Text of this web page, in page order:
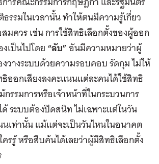
ธรรมในเวลานั้น ทำให้ตนมีความรู้เกี่ยว
มควร เช่น การใช้สิทธิเลือกตั้งของผู้ออก
เป็นไปโดย“ลับ”อันมีความหมายว่าผู้
วางระบบด้วยความรอบคอบ รัดกุม ไม่ให้
ออกเสียงลงคะแนนแต่ละคนได้ใช้สิทธิ
รรมการหรือเจ้าหน้าที่ในกระบวนการ
ด้ ระบบต้องปิดสนิท ไม่เฉพาะแต่ในวัน
เท่านั้น แม้แต่จะเป็นวันไหนในอนาคต
รรู้ หรือสืบค้นได้เลยว่าผู้มีสิทธิเลือกตั้ง